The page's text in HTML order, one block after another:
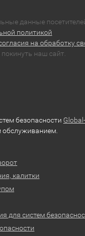
данные
политикой
на обработку
наш сайт.
безопасности Global-
калитки
для систем